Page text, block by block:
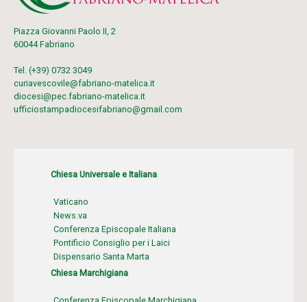
Piazza Giovanni Paolo II, 2
60044 Fabriano
Tel. (+39) 0732 3049
curiavescovile@fabriano-matelica.it
diocesi@pec.fabriano-matelica.it
ufficiostampadiocesifabriano@gmail.com
Chiesa Universale e Italiana
Vaticano
News.va
Conferenza Episcopale Italiana
Pontificio Consiglio per i Laici
Dispensario Santa Marta
Chiesa Marchigiana